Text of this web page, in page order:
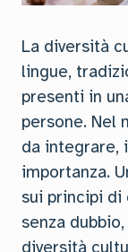
La diversità
lingue,
presenti in
persone. Nel
da integrare,
importanza.
sui principi di
senza
diversità